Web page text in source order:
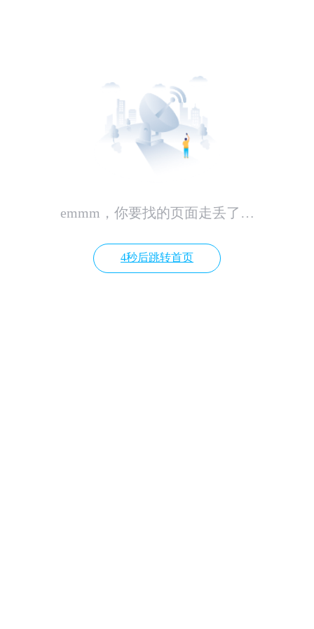
emmm，你要找的页面走丢了…
4秒后跳转首页